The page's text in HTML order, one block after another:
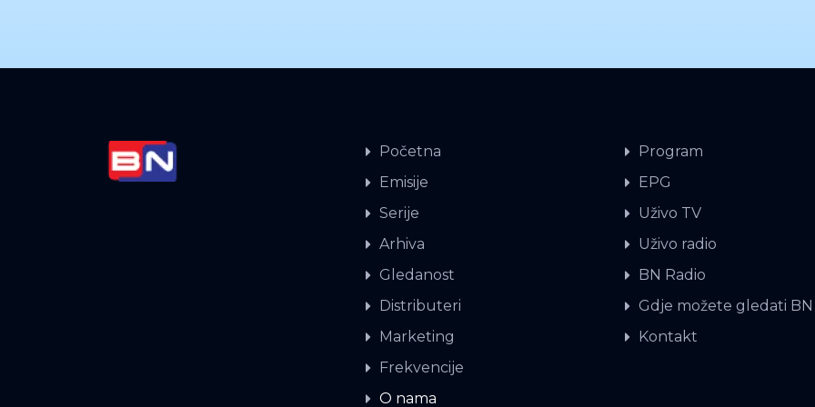
Početna
Emisije
Serije
Arhiva
Gledanost
Distributeri
Marketing
Frekvencije
O nama
Program
EPG
Uživo TV
Uživo radio
BN Radio
Gdje možete gledati BN
Kontakt